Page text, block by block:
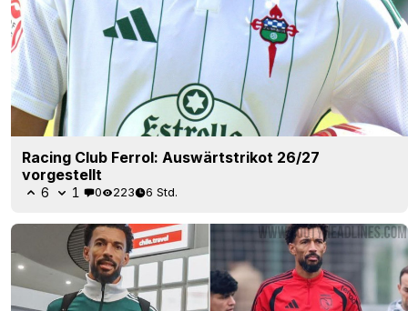
Racing Club Ferrol: Auswärtstrikot 26/27
vorgestellt
6 1 0 223 6 Std.